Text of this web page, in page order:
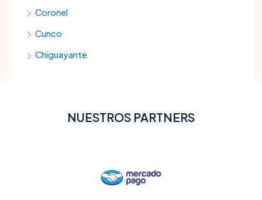
Coronel
Cunco
Chiguayante
NUESTROS PARTNERS